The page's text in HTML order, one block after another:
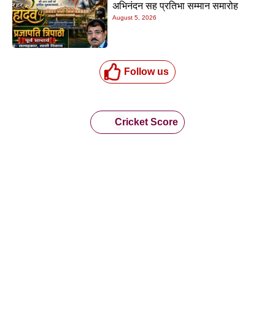
अभिनंदन सह प्रतिभा सम्मान समारोह
August 5, 2026
Follow us
Cricket Score